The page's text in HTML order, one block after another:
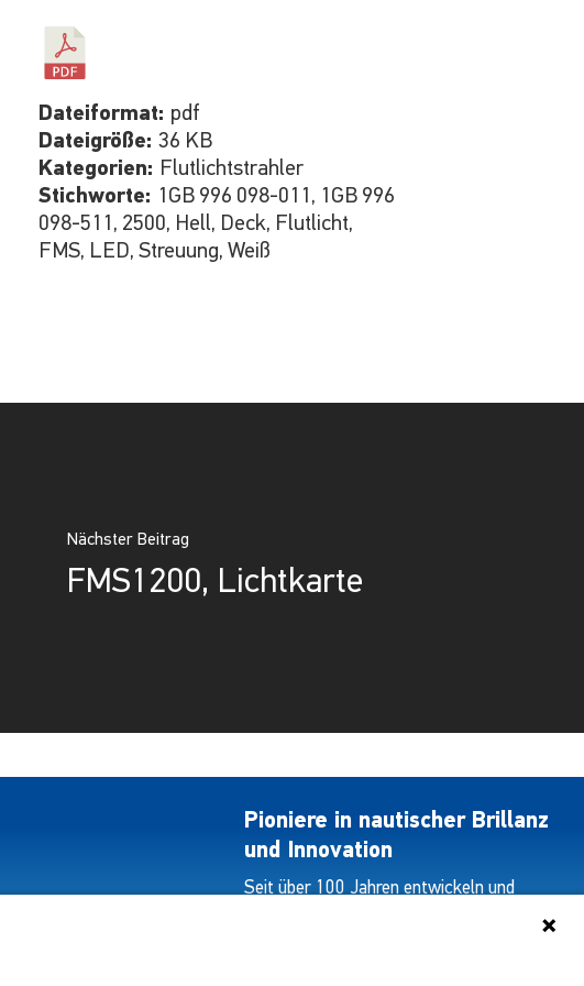
Dateiformat: pdf
Dateigröße: 36 KB
Kategorien: Flutlichtstrahler
Stichworte: 1GB 996 098-011, 1GB 996
098-511, 2500, Hell, Deck, Flutlicht,
FMS, LED, Streuung, Weiß
Nächster Beitrag
FMS1200, Lichtkarte
Pioniere in nautischer Brillanz
und Innovation
Seit über 100 Jahren entwickeln und